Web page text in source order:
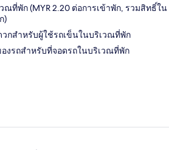
ณที่พัก (MYR 2.20 ต่อการเข้าพัก, รวมสิทธิ์ใน
)
กสำหรับผู้ใช้รถเข็นในบริเวณที่พัก
งรถสำหรับที่จอดรถในบริเวณที่พัก